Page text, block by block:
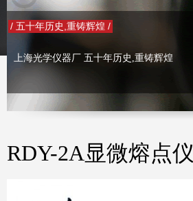
RDY-2A显微熔点仪